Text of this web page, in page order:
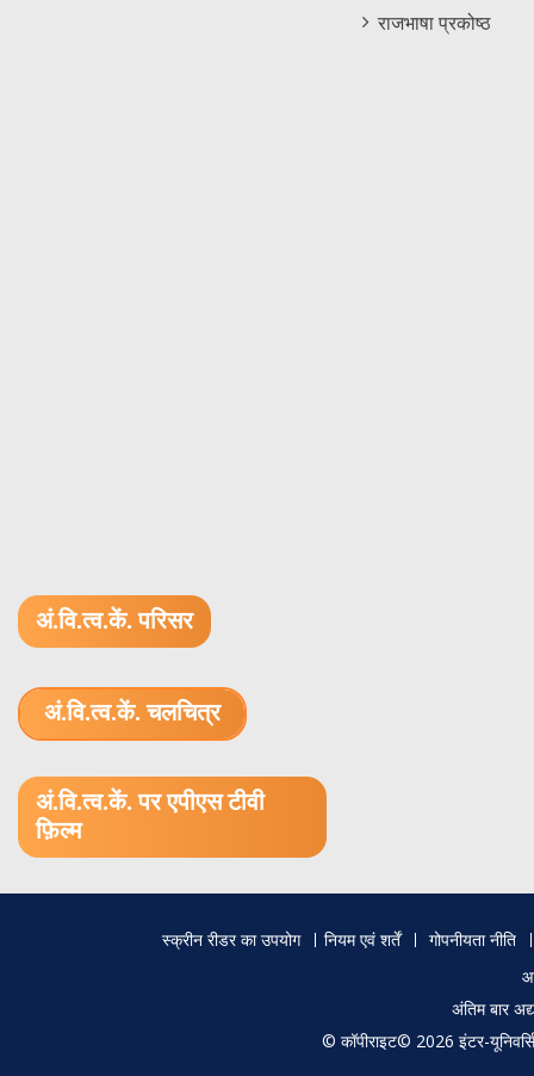
राजभाषा प्रकोष्ठ
अं.वि.त्व.कें. परिसर
अं.वि.त्व.कें. चलचित्र
अं.वि.त्व.कें. पर एपीएस टीवी
फ़िल्म
स्क्रीन रीडर का उपयोग नियम एवं शर्तें
गोपनीयता नीति
अंतिम बार
© कॉपीराइट© 2026 इंटर-